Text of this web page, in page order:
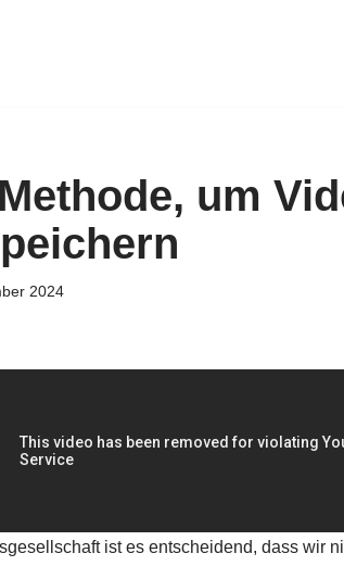
um
2024
ist es entscheidend, dass wir